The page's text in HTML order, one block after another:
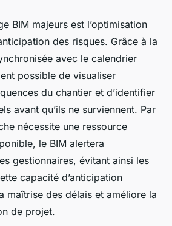
BIM majeurs est l’optimisation
des risques. Grâce à la
avec le calendrier
possible de visualiser
du chantier et d’identifier
avant qu’ils ne surviennent. Par
nécessite une ressource
le BIM alertera
gestionnaires, évitant ainsi les
capacité d’anticipation
maîtrise des délais et améliore la
de projet.